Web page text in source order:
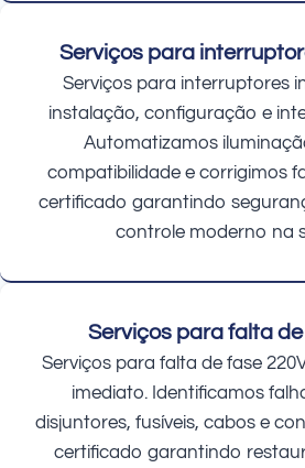
Serviços para
Serviços para interruptores
instalação, configuração e
Automatizamos
compatibilidade e corrigimos
certificado garantindo
controle moderno na
Serviços para falta
Serviços para falta de fase
imediato. Identificamos
disjuntores, fusíveis, cabos e
certificado garantindo